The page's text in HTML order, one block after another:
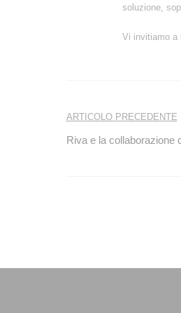
soluzione,
Vi invitiamo a
Navigazione
articoli
ARTICOLO PRECEDENTE
Riva e la collaborazione